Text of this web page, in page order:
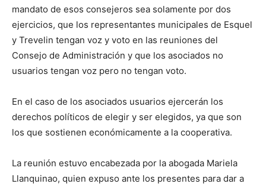
mandato de esos consejeros sea solamente por dos
ejercicios, que los representantes municipales de Esquel
y Trevelin tengan voz y voto en las reuniones del
Consejo de Administración y que los asociados no
usuarios tengan voz pero no tengan voto.
En el caso de los asociados usuarios ejercerán los
derechos políticos de elegir y ser elegidos, ya que son
los que sostienen económicamente a la cooperativa.
La reunión estuvo encabezada por la abogada Mariela
Llanquinao, quien expuso ante los presentes para dar a